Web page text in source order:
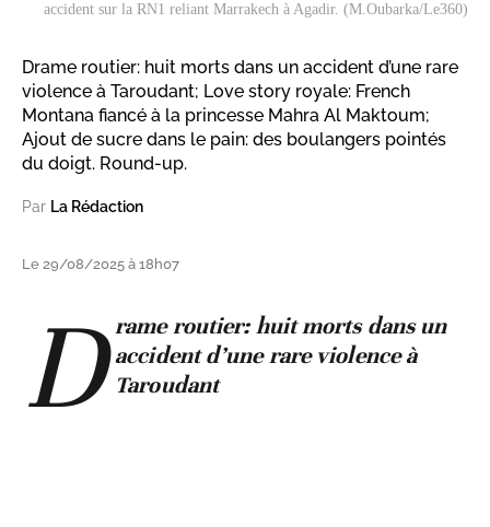
accident sur la RN1 reliant Marrakech à Agadir. (M.Oubarka/Le360)
Drame routier: huit morts dans un accident d’une rare
violence à Taroudant; Love story royale: French
Montana fiancé à la princesse Mahra Al Maktoum;
Ajout de sucre dans le pain: des boulangers pointés
du doigt. Round-up.
Par La Rédaction
Le 29/08/2025 à 18h07
D rame routier: huit morts dans un
accident d’une rare violence à
Taroudant